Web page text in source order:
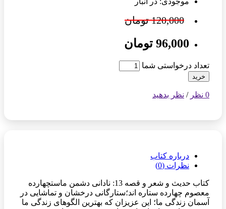
120,000 تومان
96,000 تومان
تعداد درخواستی شما
خرید
0 نظر / نظر بدهید
درباره کتاب
نظرات (0)
کتاب حدیث و شعر و قصه 13: نادانی دشمن ماستچهارده
معصوم چهارده ستاره اند؛ستارگانی درخشان و تماشایی در
آسمان زندگی ما؛ این عزیزان که بهترین الگوهای زندگی ما